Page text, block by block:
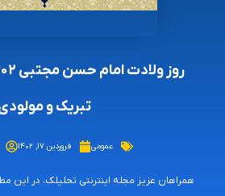
تبریک و
عمومی فروردین ۱۷, ۱۴۰۲
همراهان عزیز مجله اینترنتی تحلیلک، در این